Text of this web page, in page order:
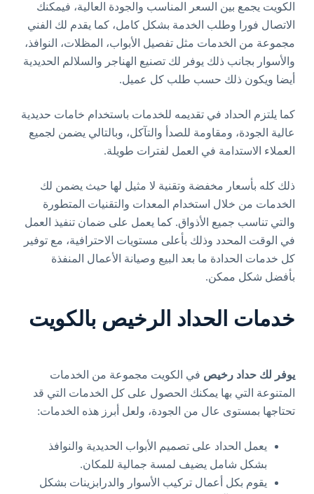
الكويت يجمع بين السعر المناسب والجودة العالية، فيمكنك
الاتصال فورا وطلب الخدمة بشكل كامل، كما يقدم لك الفني
مجموعة من الخدمات مثل تفصيل الأبواب، المظلات، النوافذ،
والأسوار بجانب ذلك يوفر لك تصنيع الهناجر والسلالم الحديدية
أيضا ويكون ذلك حسب طلب كل عميل.
كما يلتزم الحداد في تقديمه للخدمات باستخدام خامات حديدية
عالية الجودة، ومقاومة للصدأ والتآكل، وبالتالي يضمن لجميع
العملاء الاستدامة في العمل لفترات طويلة.
ذلك كله بأسعار مخفضة وتقنية لا مثيل لها حيث يضمن لك
الخدمات من خلال استخدام المعدات والتقنيات المتطورة
والتي تناسب جميع الأذواق. كما يعمل على ضمان تنفيذ العمل
في الوقت المحدد وذلك بأعلى مستويات الاحترافية، مع توفير
كل خدمات الحدادة ما بعد البيع وصيانة الأعمال المنفذة
بأفضل شكل ممكن.
خدمات الحداد الرخيص بالكويت
يوفر لك حداد رخيص في الكويت مجموعة من الخدمات
المتنوعة التي بها يمكنك الحصول على كل الخدمات التي قد
تحتاجها بمستوى عال من الجودة، ولعل أبرز هذه الخدمات:
يعمل الحداد على تصميم الأبواب الحديدية والنوافذ
بشكل شامل يضيف لمسة جمالية للمكان.
يقوم بكل أعمال تركيب الأسوار والدرابزينات بشكل